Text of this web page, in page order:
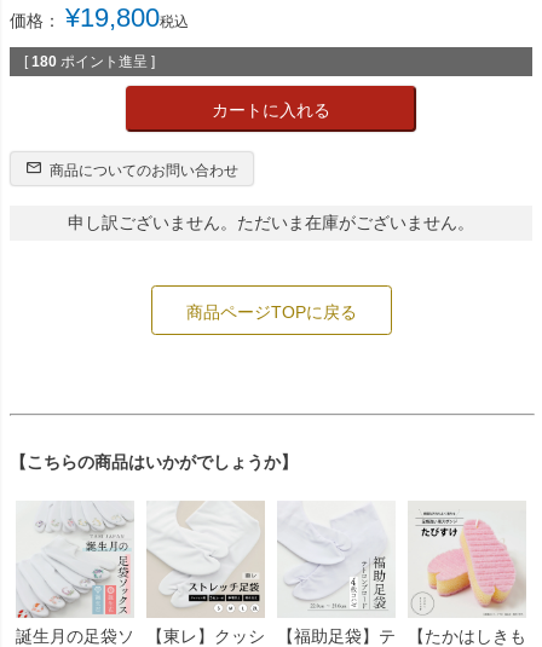
価格： ¥19,800税込
[ 180 ポイント進呈 ]
カートに入れる
商品についてのお問い合わせ
申し訳ございません。ただいま在庫がございません。
商品ページTOPに戻る
【こちらの商品はいかがでしょうか】
誕生月の足袋ソ
【東レ】クッシ
【福助足袋】テ
【たかはしきも